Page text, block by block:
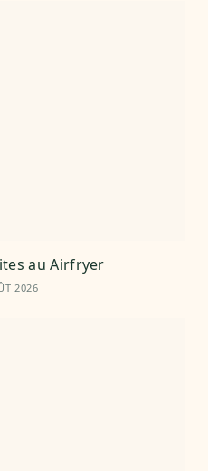
au Airfryer
2026